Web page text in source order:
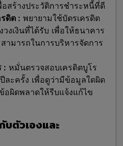
อสร้างประวัติการชำระหนี้ที่ดี
ดิต : พยายามใช้บัตรเครดิต
งเงินที่ได้รับ เพื่อให้ธนาคาร
ามารถในการบริหารจัดการ
: หมั่นตรวจสอบเครดิตบูโร
ละครั้ง เพื่อดูว่ามีข้อมูลใดผิด
ผิดพลาดให้รีบแจ้งแก้ไข
บตัวเองและ